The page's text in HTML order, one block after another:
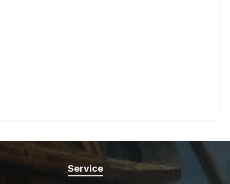
Service